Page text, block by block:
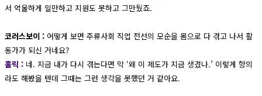
서 억울하게 일만하고 지원도 못하고 그만뒀죠.
코러스보이 : 어떻게 보면 주류사회 직업 전선의 모순을 몸으로 다 겪고 나서 활
동가가 되신 거네요?
홀릭 : 네. 지금 내가 다시 겪는다면 막 ‘왜 이 제도가 지금 생겼나.’ 이렇게 항의
라도 해봤을 텐데 그때는 그런 생각을 못했던 거 같아요.